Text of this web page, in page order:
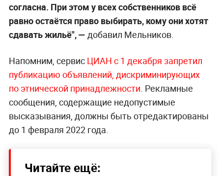
согласна. При этом у всех собственников всё
равно остаётся право выбирать, кому они хотят
сдавать жильё", — добавил Мельников.
Напомним, сервис ЦИАН с 1 декабря запретил
публикацию объявлений, дискриминирующих
по этнической принадлежности. Рекламные
сообщения, содержащие недопустимые
высказывания, должны быть отредактированы
до 1 февраля 2022 года.
Читайте ещё: